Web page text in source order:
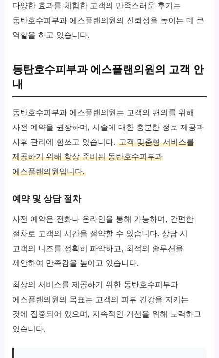
다양한 효과를 체험한 고객의 만족스러운 후기는
동탄호수피부과 에스플랜의원의 신뢰성을 높이는 데 큰
역할을 하고 있습니다.
동탄호수피부과 에스플랜의원의 고객 안
내
동탄호수피부과 에스플랜의원는 고객의 편의를 위해
사전 예약을 권장하며, 시술에 대한 충분한 정보 제공과
사후 관리에 힘쓰고 있습니다.고객 맞춤형 서비스를
제공하기 위해 항상 준비된 동탄호수피부과
에스플랜의원입니다.
예약 및 상담 절차
사전 예약은 전화나 온라인을 통해 가능하며, 간편한
절차로 고객의 시간을 절약할 수 있습니다. 상담 시
고객의 니즈를 정확히 파악하고, 최적의 솔루션을
제안하여 만족감을 높이고 있습니다.
최상의 서비스를 제공하기 위한 동탄호수피부과
에스플랜의원의 목표는 고객의 피부 건강을 지키는
것에 집중되어 있으며, 지속적인 개선을 위해 노력하고
있습니다.